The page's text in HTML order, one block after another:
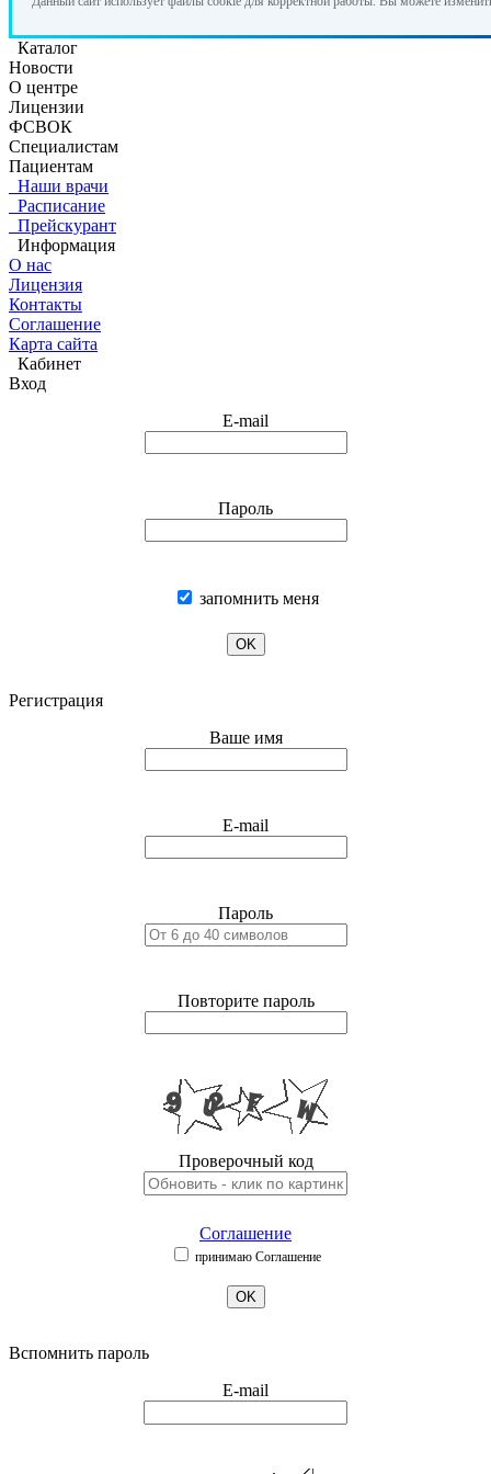
Каталог
Новости
О центре
Лицензии
ФСВОК
Специалистам
Пациентам
Наши врачи
Расписание
Прейскурант
Информация
О нас
Лицензия
Контакты
Соглашение
Карта сайта
Кабинет
Вход
E-mail
Пароль
запомнить меня
OK
Регистрация
Ваше имя
E-mail
Пароль
Повторите пароль
Проверочный код
Соглашение
принимаю Соглашение
OK
Вспомнить пароль
E-mail